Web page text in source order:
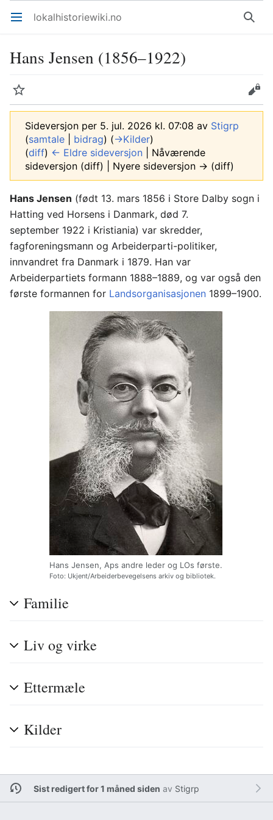
Åpne hovedmenyen lokalhistoriewiki.no Søk
Hans Jensen (1856–1922)
Overvåk Rediger
Sideversjon per 5. jul. 2026 kl. 07:08 av Stigrp
(samtale bidrag) (→‎Kilder)
(diff) ← Eldre sideversjon | Nåværende
sideversjon (diff) | Nyere sideversjon → (diff)
Hans Jensen (født 13. mars 1856 i Store Dalby sogn i
Hatting ved Horsens i Danmark, død 7.
september 1922 i Kristiania) var skredder,
fagforeningsmann og Arbeiderparti-politiker,
innvandret fra Danmark i 1879. Han var
Arbeiderpartiets formann 1888–1889, og var også den
første formannen for Landsorganisasjonen 1899–1900.
Hans Jensen, Aps andre leder og LOs første.
Foto: Ukjent/Arbeiderbevegelsens arkiv og bibliotek.
Familie
Liv og virke
Ettermæle
Kilder
Sist redigert for 1 måned siden av Stigrp